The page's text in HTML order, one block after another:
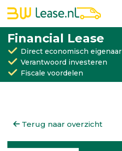
Financial Lease
Direct economisch eigenaar
Verantwoord investeren
Fiscale voordelen
Terug naar overzicht